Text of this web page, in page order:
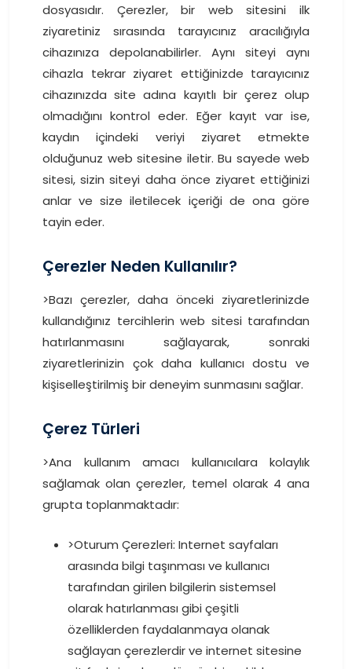
dosyasıdır. Çerezler, bir web sitesini ilk
ziyaretiniz sırasında tarayıcınız aracılığıyla
cihazınıza depolanabilirler. Aynı siteyi aynı
cihazla tekrar ziyaret ettiğinizde tarayıcınız
cihazınızda site adına kayıtlı bir çerez olup
olmadığını kontrol eder. Eğer kayıt var ise,
kaydın içindeki veriyi ziyaret etmekte
olduğunuz web sitesine iletir. Bu sayede web
sitesi, sizin siteyi daha önce ziyaret ettiğinizi
anlar ve size iletilecek içeriği de ona göre
tayin eder.
Çerezler Neden Kullanılır?
>Bazı çerezler, daha önceki ziyaretlerinizde
kullandığınız tercihlerin web sitesi tarafından
hatırlanmasını sağlayarak, sonraki
ziyaretlerinizin çok daha kullanıcı dostu ve
kişiselleştirilmiş bir deneyim sunmasını sağlar.
Çerez Türleri
>Ana kullanım amacı kullanıcılara kolaylık
sağlamak olan çerezler, temel olarak 4 ana
grupta toplanmaktadır:
>Oturum Çerezleri: Internet sayfaları
arasında bilgi taşınması ve kullanıcı
tarafından girilen bilgilerin sistemsel
olarak hatırlanması gibi çeşitli
özelliklerden faydalanmaya olanak
sağlayan çerezlerdir ve internet sitesine